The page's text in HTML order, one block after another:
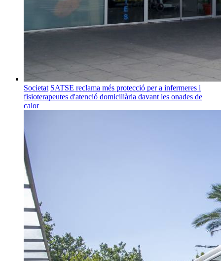
Societat SATSE reclama més protecció per a infermeres i
fisioterapeutes d'atenció domiciliària davant les onades de
calor